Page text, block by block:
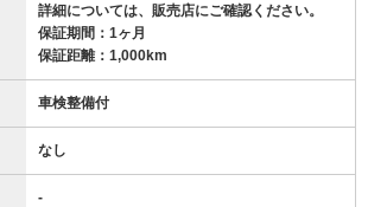
詳細については、販売店にご確認ください。
保証期間：1ヶ月
保証距離：1,000km
車検整備付
なし
-